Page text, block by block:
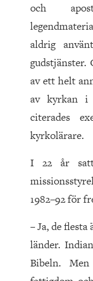
och
aldrig
gudstjänster.
av ett helt
av kyrkan i
citerades
kyrkolärare.
I 22 år
1982–92 för
– Ja, de
länder.
Bibeln.